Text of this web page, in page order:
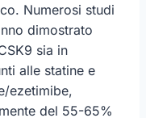
Numerosi studi
dimostrato
sia in
alle statine e
ezetimibe,
del 55-65%